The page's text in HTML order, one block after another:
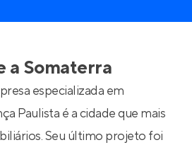
a Somaterra
especializada em
Paulista é a cidade que mais
Seu último projeto foi